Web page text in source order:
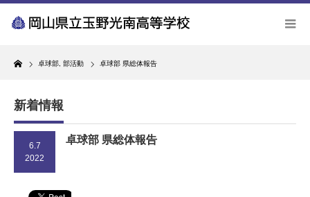
Home
卓球部 部活動 卓球部 県総体報告
新着情報
6.7
2022
卓球部 県総体報告